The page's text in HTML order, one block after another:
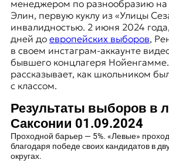
менеджером по разнообразию на
Элин, первую куклу из «Улицы
инвалидностью. 2 июня 2024
дней до европейских выборов,
в своем инстаграм-аккаунте
бывшего концлагеря Нойенгамме
рассказывает, как школьником
с классом.